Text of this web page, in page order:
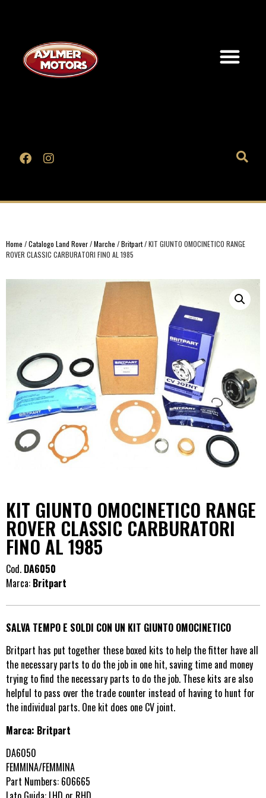
Home /Catalogo Land Rover/Marche /Britpart/ KIT GIUNTO OMOCINETICO RANGE
ROVER CLASSIC CARBURATORI FINO AL 1985
KIT GIUNTO OMOCINETICO RANGE
ROVER CLASSIC CARBURATORI
FINO AL 1985
Cod. DA6050
Marca: Britpart
SALVA TEMPO E SOLDI CON UN KIT GIUNTO OMOCINETICO
Britpart has put together these boxed kits to help the fitter have all
the necessary parts to do the job in one hit, saving time and money
trying to find the necessary parts to do the job. These kits are also
helpful to pass over the trade counter instead of having to hunt for
the individual parts. One kit does one CV joint.
Marca: Britpart
DA6050
FEMMINA/FEMMINA
Part Numbers: 606665